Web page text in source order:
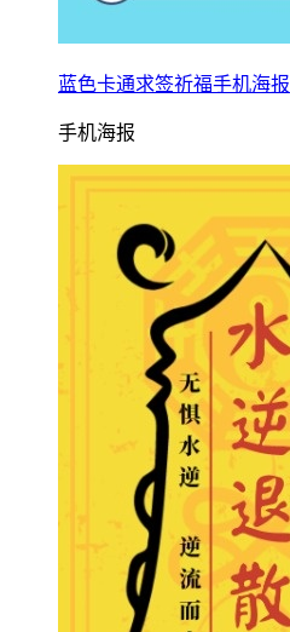
蓝色卡通求签祈福手机海报
手机海报